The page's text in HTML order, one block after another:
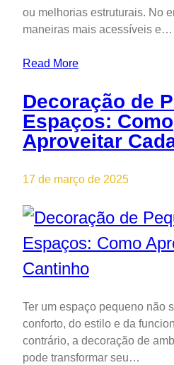
ou melhorias estruturais. No
maneiras mais acessíveis e…
Read More
Decoração de
Espaços: Como
Aproveitar
17 de março de 2025
Ter um espaço pequeno não
conforto, do estilo e da
contrário, a decoração de
pode transformar seu…